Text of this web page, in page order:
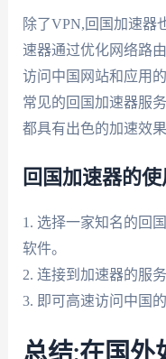
除了VPN,回国加速器
速器通过优化网络路
访问中国网站和应用
常见的回国加速器服
都具有出色的加速效果
回国加速器的
1. 选择一家知名的回
软件。
2. 连接到加速器的服务
3. 即可高速访问中国
总结:在国外